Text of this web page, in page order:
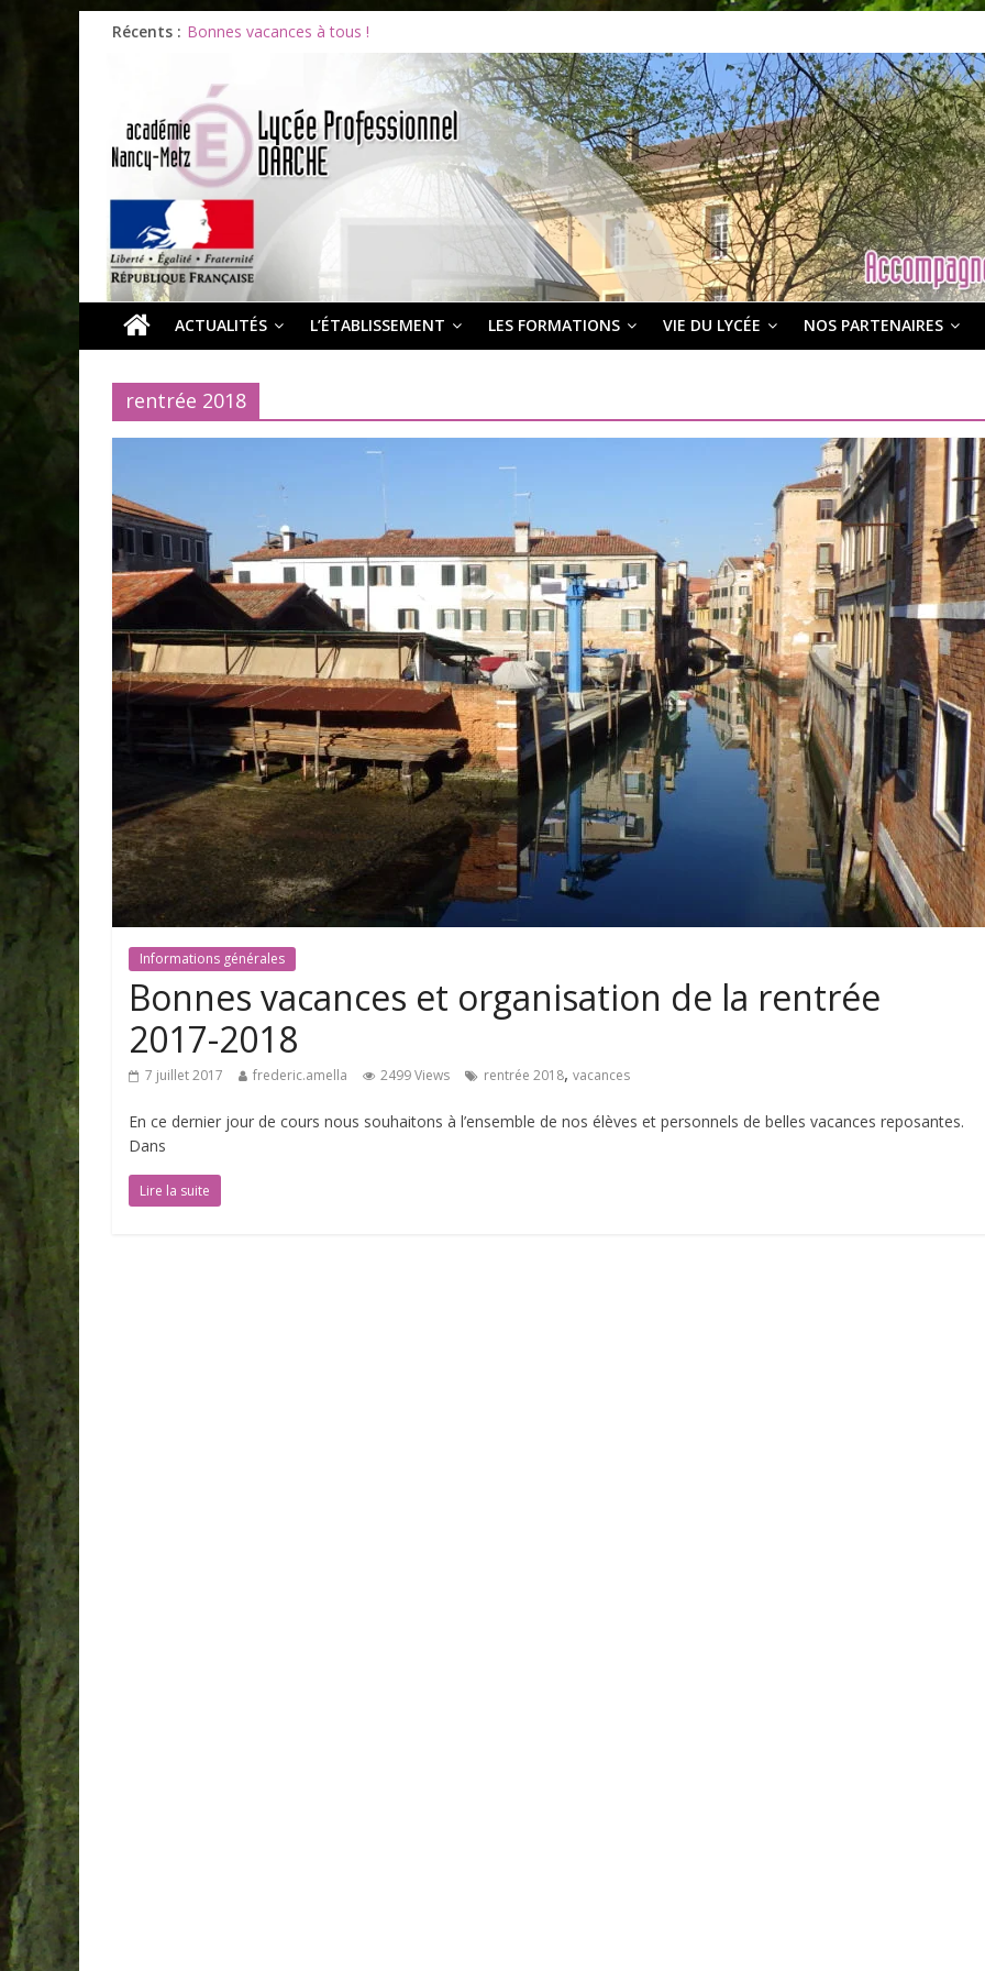
Récents : Bonnes vacances à tous !
Infos rentrée septembre 2026
Soirée d’adieux au Lycée Darche
Les ULiS en haut du podium
Océane et la promotion du bénévolat
ACTUALITÉS L’ÉTABLISSEMENT LES FORMATIONS VIE DU LYCÉE NOS PARTENAIRES
rentrée 2018
Informations générales
Bonnes vacances et organisation de la rentrée
2017-2018
7 juillet 2017 frederic.amella 2499 Views rentrée 2018, vacances
En ce dernier jour de cours nous souhaitons à l’ensemble de nos élèves et personnels de belles vacances reposantes.
Dans
Lire la suite